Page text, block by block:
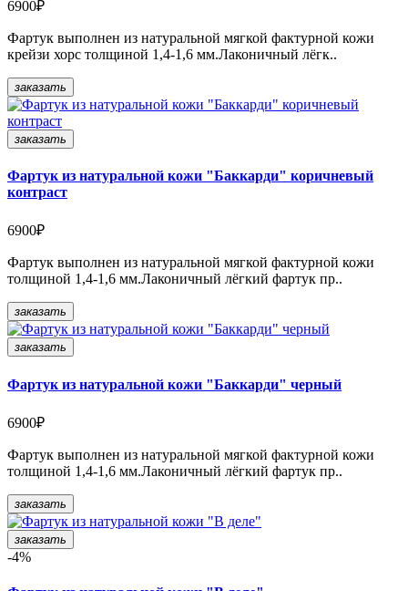
6900₽
Фартук выполнен из натуральной мягкой фактурной кожи
крейзи хорс толщиной 1,4-1,6 мм.Лаконичный лёгк..
заказать
заказать
Фартук из натуральной кожи "Баккарди" коричневый
контраст
6900₽
Фартук выполнен из натуральной мягкой фактурной кожи
толщиной 1,4-1,6 мм.Лаконичный лёгкий фартук пр..
заказать
заказать
Фартук из натуральной кожи "Баккарди" черный
6900₽
Фартук выполнен из натуральной мягкой фактурной кожи
толщиной 1,4-1,6 мм.Лаконичный лёгкий фартук пр..
заказать
заказать
-4%